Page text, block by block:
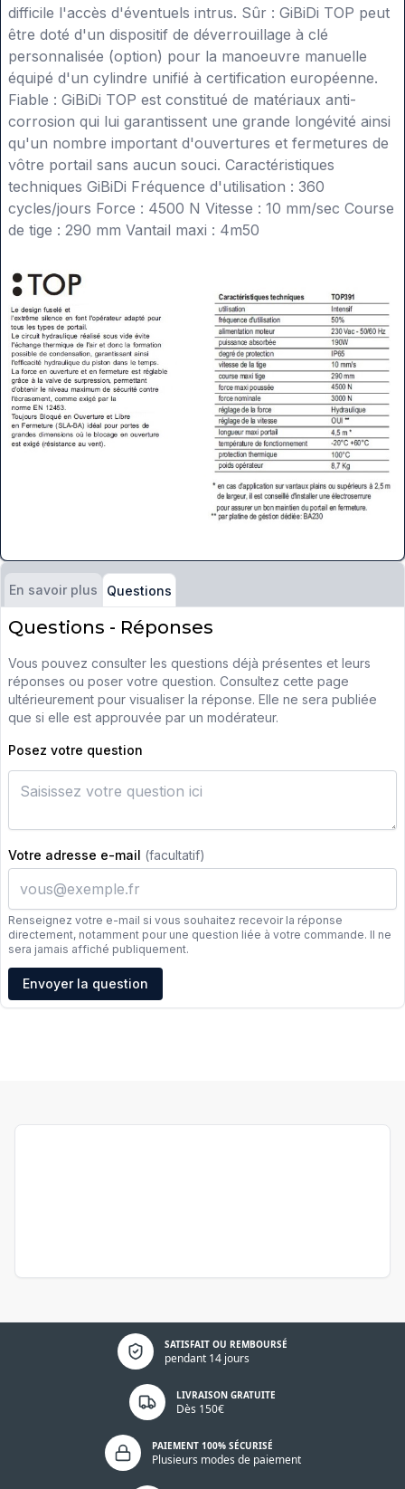
difficile l'accès d'éventuels intrus. Sûr : GiBiDi TOP peut
être doté d'un dispositif de déverrouillage à clé
personnalisée (option) pour la manoeuvre manuelle
équipé d'un cylindre unifié à certification européenne.
Fiable : GiBiDi TOP est constitué de matériaux anti-
corrosion qui lui garantissent une grande longévité ainsi
qu'un nombre important d'ouvertures et fermetures de
vôtre portail sans aucun souci. Caractéristiques
techniques GiBiDi Fréquence d'utilisation : 360
cycles/jours Force : 4500 N Vitesse : 10 mm/sec Course
de tige : 290 mm Vantail maxi : 4m50
En savoir plus Questions
Questions - Réponses
Vous pouvez consulter les questions déjà présentes et leurs
réponses ou poser votre question. Consultez cette page
ultérieurement pour visualiser la réponse. Elle ne sera publiée
que si elle est approuvée par un modérateur.
Posez votre question
Votre adresse e-mail (facultatif)
Renseignez votre e-mail si vous souhaitez recevoir la réponse
directement, notamment pour une question liée à votre commande. Il ne
sera jamais affiché publiquement.
Adresse e-mail
Envoyer la question
SATISFAIT OU REMBOURSÉ
pendant 14 jours
Politique de confidentialité
LIVRAISON GRATUITE
Dès 150€
PAIEMENT 100% SÉCURISÉ
Plusieurs modes de paiement